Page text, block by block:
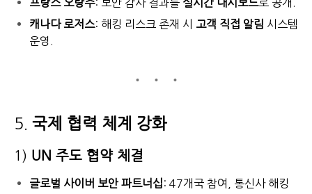
프랑스 오랑주: 보안 감사 결과를 실시간 대시보드로 공개.
캐나다 로저스: 해킹 리스크 존재 시 고객 직접 알림 시스템
운영.
5. 국제 협력 체계 강화
1) UN 주도 협약 체결
글로벌 사이버 보안 파트너십: 47개국 참여, 통신사 해킹